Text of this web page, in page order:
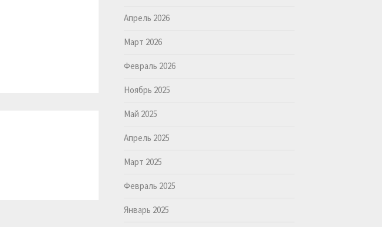
Апрель 2026
Март 2026
Февраль 2026
Ноябрь 2025
Май 2025
Апрель 2025
Март 2025
Февраль 2025
Январь 2025